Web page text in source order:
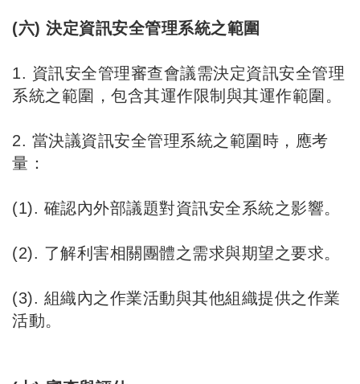
(六) 決定資訊安全管理系統之範圍
1. 資訊安全管理審查會議需決定資訊安全管理
系統之範圍，包含其運作限制與其運作範圍。
2. 當決議資訊安全管理系統之範圍時，應考
量：
(1). 確認內外部議題對資訊安全系統之影響。
(2). 了解利害相關團體之需求與期望之要求。
(3). 組織內之作業活動與其他組織提供之作業
活動。